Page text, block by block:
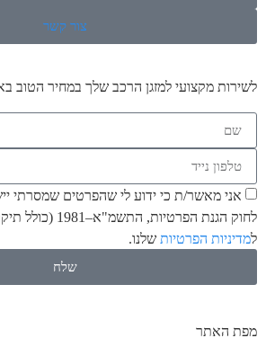
צור קשר
לשירות מקצועי למזגן הרכב שלך במחיר הטוב
אני מאשר/ת כי ידוע לי שהפרטים שמסרתי
מדיניות הפרטיותשלנו.
שלח
מפת האתר